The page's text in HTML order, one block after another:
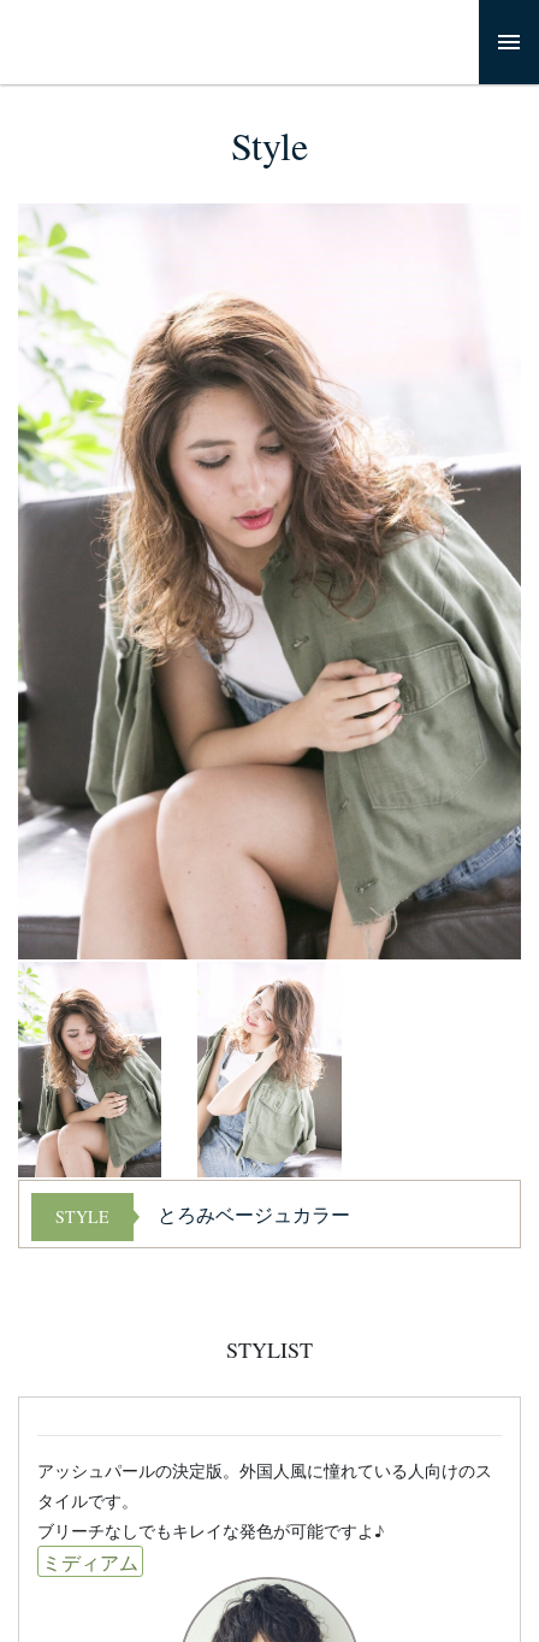
Style
STYLE とろみベージュカラー
STYLIST
アッシュパールの決定版。外国人風に憧れている人向けのス
タイルです。
ブリーチなしでもキレイな発色が可能ですよ♪
ミディアム